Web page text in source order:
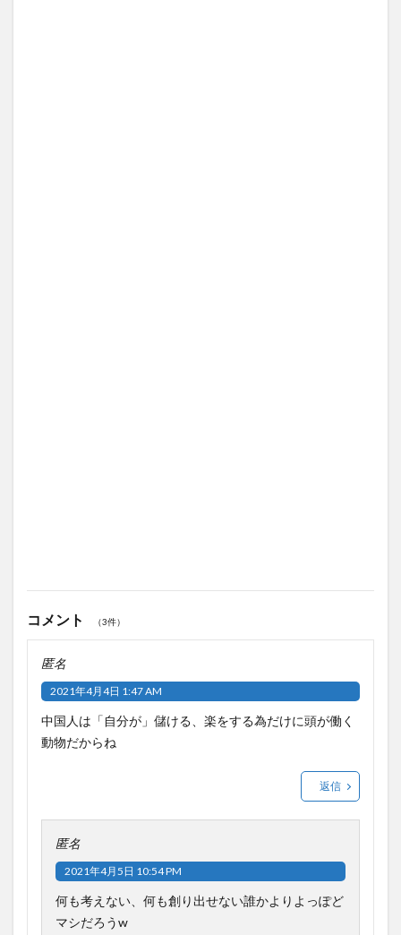
コメント （3件）
匿名
2021年4月4日 1:47 AM
中国人は「自分が」儲ける、楽をする為だけに頭が働く
動物だからね
返信
匿名
2021年4月5日 10:54 PM
何も考えない、何も創り出せない誰かよりよっぽど
マシだろうw